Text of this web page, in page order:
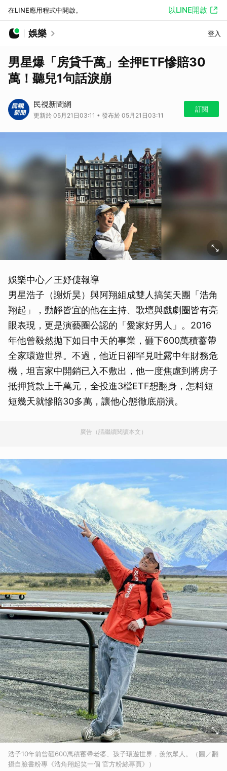
在LINE應用程式中開啟。 以LINE開啟
娛樂 登入
男星爆「房貸千萬」全押ETF慘賠30
萬！聽兒1句話淚崩
民視新聞網
更新於 05月21日03:11 • 發布於 05月21日03:11
訂閱
娛樂中心／王妤倢報導
男星浩子（謝炘昊）與阿翔組成雙人搞笑天團「浩角
翔起」，動靜皆宜的他在主持、歌壇與戲劇圈皆有亮
眼表現，更是演藝圈公認的「愛家好男人」。2016
年他曾毅然拋下如日中天的事業，砸下600萬積蓄帶
全家環遊世界。不過，他近日卻罕見吐露中年財務危
機，坦言家中開銷已入不敷出，他一度焦慮到將房子
抵押貸款上千萬元，全投進3檔ETF想翻身，怎料短
短幾天就慘賠30多萬，讓他心態徹底崩潰。
廣告（請繼續閱讀本文）
浩子10年前曾砸600萬積蓄帶老婆、孩子環遊世界，羨煞眾人。（圖／翻
攝自臉書粉專《浩角翔起笑一個 官方粉絲專頁》）